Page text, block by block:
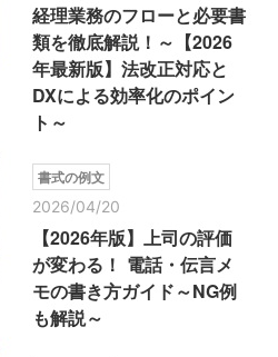
経理業務のフローと必要書
類を徹底解説！～【2026
年最新版】法改正対応と
DXによる効率化のポイン
ト～
書式の例文
2026/04/20
【2026年版】上司の評価
が変わる！ 電話・伝言メ
モの書き方ガイド～NG例
も解説～